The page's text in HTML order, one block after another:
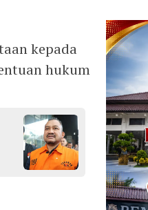
kepada
hukum